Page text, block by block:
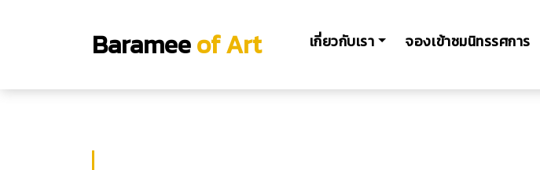
Barameeof Art เกี่ยวกับเรา จองเข้าชมนิทรรศการ